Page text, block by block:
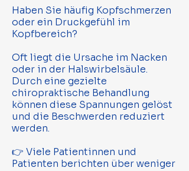
Haben Sie häufig Kopfschmerzen
oder ein Druckgefühl im
Kopfbereich?
Oft liegt die Ursache im Nacken
oder in der Halswirbelsäule.
Durch eine gezielte
chiropraktische Behandlung
können diese Spannungen gelöst
und die Beschwerden reduziert
werden.
👉 Viele Patientinnen und
Patienten berichten über weniger